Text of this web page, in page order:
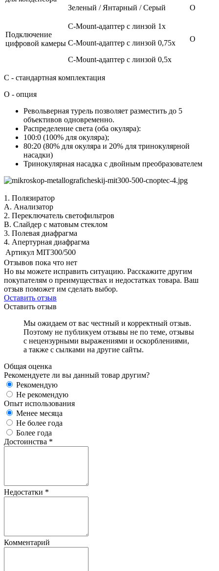
Зеленый / Янтарный / Серый
О
Подключение
цифровой камеры
C-Mount-адаптер с линзой 1х
C-Mount-адаптер с линзой 0,75х
C-Mount-адаптер с линзой 0,5х
О
С - стандартная комплектация
О - опция
Револьверная турель позволяет разместить до 5
объективов одновременно.
Распределение света (оба окуляра):
100:0 (100% для окуляра);
80:20 (80% для окуляра и 20% для тринокулярной
насадки)
Тринокулярная насадка с двойным преобразователем
1. Полязиратор
А. Анализатор
2. Переключатель светофильтров
В. Слайдер с матовым стеклом
3. Полевая диафрагма
4. Апертурная диафрагма
Артикул MIT300/500
Отзывов пока что нет
Но вы можете исправить ситуацию. Расскажите другим
покупателям о преимуществах и недостатках товара. Ваш
отзыв поможет им сделать выбор.
Оставить отзыв
Оставить отзыв
Мы ожидаем от вас честный и корректный отзыв.
Поэтому не публикуем отзывы не по теме, отзывы
с нецензурными выражениями и оскорблениями,
а также с сылками на другие сайты.
Общая оценка
Рекомендуете ли вы данный товар другим?
Рекомендую
Не рекомендую
Опыт использования
Менее месяца
Не более года
Более года
Достоинства *
Недостатки *
Комментарий